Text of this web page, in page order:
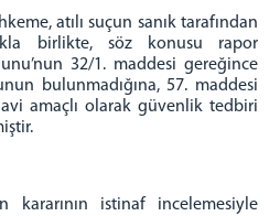
BAŞKANLIĞI
(İLETİŞİM)
atılı suçun sanık tarafından
birlikte, söz konusu rapor
32/1. maddesi gereğince
bulunmadığına, 57. maddesi
amaçlı olarak güvenlik tedbiri
kararının istinaf incelemesiyle